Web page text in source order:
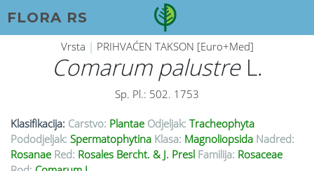
FLORA RS
Vrsta | PRIHVAĆEN TAKSON [Euro+Med]
Comarum palustreL.
Sp. Pl.: 502. 1753
Klasifikacija: Carstvo: Plantae Odjeljak: Tracheophyta
Pododjeljak: Spermatophytina Klasa: Magnoliopsida Nadred:
Rosanae Red: Rosales Bercht. & J. Presl Familija: Rosaceae